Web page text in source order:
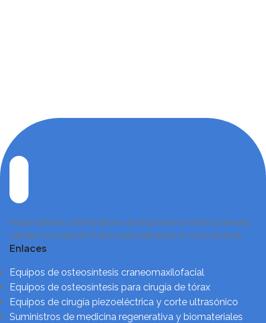
Importadores y distribuidores de dispositivos médicos de alta
calidad, con más de 12 años especializados en osteosíntesis.
Enlaces
Equipos de osteosíntesis craneomaxilofacial
Equipos de osteosíntesis para cirugía de tórax
Equipos de cirugía piezoeléctrica y corte ultrasónico
Suministros de medicina regenerativa y biomateriales